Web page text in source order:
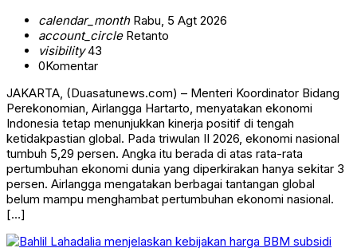
calendar_monthRabu, 5 Agt 2026
account_circleRetanto
visibility43
0Komentar
JAKARTA, (Duasatunews.com) – Menteri Koordinator Bidang
Perekonomian, Airlangga Hartarto, menyatakan ekonomi
Indonesia tetap menunjukkan kinerja positif di tengah
ketidakpastian global. Pada triwulan II 2026, ekonomi nasional
tumbuh 5,29 persen. Angka itu berada di atas rata-rata
pertumbuhan ekonomi dunia yang diperkirakan hanya sekitar 3
persen. Airlangga mengatakan berbagai tantangan global
belum mampu menghambat pertumbuhan ekonomi nasional.
[…]